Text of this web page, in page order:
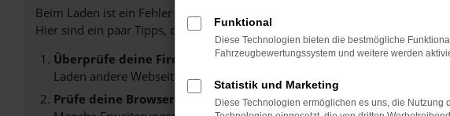
Beim Laden ist ein Fehler aufgetreten.
Hier sind ein paar Tipps, die dir helfen können:
Überprüfe deine Firewall und deine Internetverbindung.
Laden andere Webseiten, zum Beispiel deine Suchmaschine?
Prüfe deine Browsererweiterungen.
Funktional
Diese Technologien bieten die bestmögliche
Fahrzeugbewertungssystem und weitere werden
Statistik und Marketing
Diese Technologien ermöglichen es uns, die